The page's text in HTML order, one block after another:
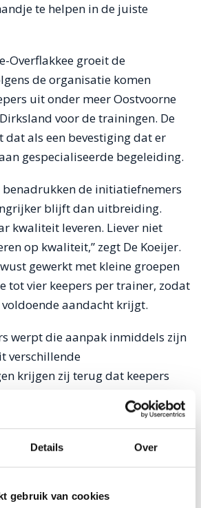
Details Over
gebruik van cookies
te helpen in de juiste
Overflakkee groeit de
de organisatie komen
uit onder meer Oostvoorne
voor de trainingen. De
dat als een bevestiging dat er
gespecialiseerde begeleiding.
benadrukken de initiatiefnemers
blijft dan uitbreiding.
kwaliteit leveren. Liever niet
op kwaliteit,” zegt De Koeijer.
gewerkt met kleine groepen
tot vier keepers per trainer, zodat
aandacht krijgt.
werpt die aanpak inmiddels zijn
verschillende
krijgen zij terug dat keepers
dat de belangrijkste motivatie
aan de opleiding van jonge